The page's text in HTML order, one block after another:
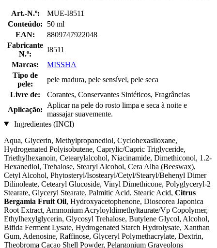
Art.-N.º:
MUE-I8511
Conteúdo:
50 ml
EAN:
8809747922048
Fabricante
N.º:
I8511
Marcas:
MISSHA
Tipo de
pele:
pele madura, pele sensível, pele seca
Livre de:
Corantes, Conservantes Sintéticos, Fragrâncias
Aplicação:
Aplicar na pele do rosto limpa e seca à noite e
massajar suavemente.
Ingredientes (INCI)
Aqua, Glycerin, Methylpropanediol, Cyclohexasiloxane,
Hydrogenated Polyisobutene, Caprylic/Capric Triglyceride,
Triethylhexanoin, Cetearylalcohol, Niacinamide, Dimethiconol, 1.2-
Hexanediol, Trehalose, Stearyl Alcohol, Cera Alba (Beeswax),
Cetyl Alcohol, Phytosteryl/Isostearyl/Cetyl/Stearyl/Behenyl Dimer
Dilinoleate, Cetearyl Glucoside, Vinyl Dimethicone, Polyglyceryl-2
Stearate, Glyceryl Stearate, Palmitic Acid, Stearic Acid, Citrus
Bergamia Fruit Oil, Hydroxyacetophenone, Dioscorea Japonica
Root Extract, Ammonium Acryloyldimethyltaurate/Vp Copolymer,
Ethylhexylglycerin, Glycosyl Trehalose, Butylene Glycol, Alcohol,
Bifida Ferment Lysate, Hydrogenated Starch Hydrolysate, Xanthan
Gum, Adenosine, Raffinose, Glyceryl Polymethacrylate, Dextrin,
Theobroma Cacao Shell Powder, Pelargonium Graveolons